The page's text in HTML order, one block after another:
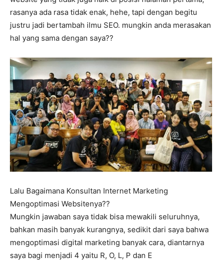
rasanya ada rasa tidak enak, hehe, tapi dengan begitu
justru jadi bertambah ilmu SEO. mungkin anda merasakan
hal yang sama dengan saya??
Lalu Bagaimana Konsultan Internet Marketing
Mengoptimasi Websitenya??
Mungkin jawaban saya tidak bisa mewakili seluruhnya,
bahkan masih banyak kurangnya, sedikit dari saya bahwa
mengoptimasi digital marketing banyak cara, diantarnya
saya bagi menjadi 4 yaitu R, O, L, P dan E